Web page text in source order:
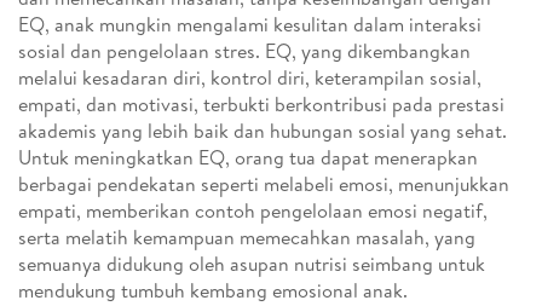
EQ, anak mungkin mengalami kesulitan dalam interaksi
sosial dan pengelolaan stres. EQ, yang dikembangkan
melalui kesadaran diri, kontrol diri, keterampilan sosial,
empati, dan motivasi, terbukti berkontribusi pada prestasi
akademis yang lebih baik dan hubungan sosial yang sehat.
Untuk meningkatkan EQ, orang tua dapat menerapkan
berbagai pendekatan seperti melabeli emosi, menunjukkan
empati, memberikan contoh pengelolaan emosi negatif,
serta melatih kemampuan memecahkan masalah, yang
semuanya didukung oleh asupan nutrisi seimbang untuk
mendukung tumbuh kembang emosional anak.